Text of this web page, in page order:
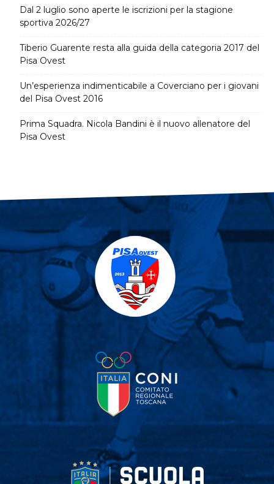
Dal 2 luglio sono aperte le iscrizioni per la stagione
sportiva 2026/27
Tiberio Guarente resta alla guida della categoria 2017 del
Pisa Ovest
Un’esperienza indimenticabile a Coverciano per i giovani
del Pisa Ovest 2016
Prima Squadra. Nicola Bandini è il nuovo allenatore del
Pisa Ovest